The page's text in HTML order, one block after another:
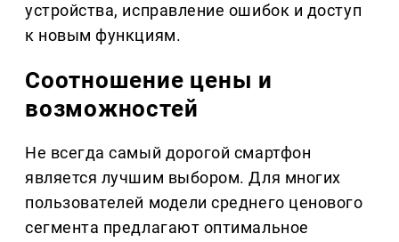
устройства, исправление ошибок и доступ
к новым функциям.
Соотношение цены и
возможностей
Не всегда самый дорогой смартфон
является лучшим выбором. Для многих
пользователей модели среднего ценового
сегмента предлагают оптимальное